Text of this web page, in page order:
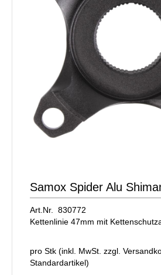
Samox Spider Alu
Art.Nr. 830772
Kettenlinie 47mm mit
pro Stk (inkl. MwSt. zzgl.
Standardartikel)